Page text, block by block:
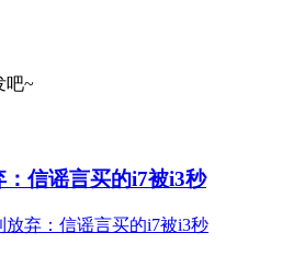
吧~
信谣言买的i7被i3秒